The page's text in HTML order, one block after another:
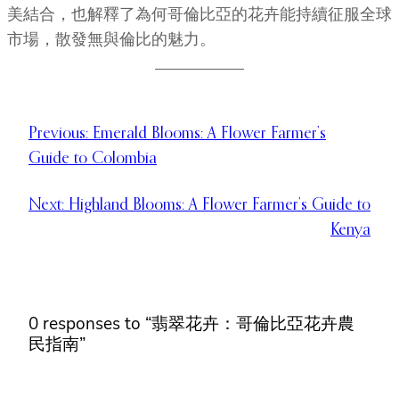
美結合，也解釋了為何哥倫比亞的花卉能持續征服全球
市場，散發無與倫比的魅力。
Previous: Emerald Blooms: A Flower Farmer’s
Guide to Colombia
Next: Highland Blooms: A Flower Farmer’s Guide to
Kenya
0 responses to “翡翠花卉：哥倫比亞花卉農
民指南”